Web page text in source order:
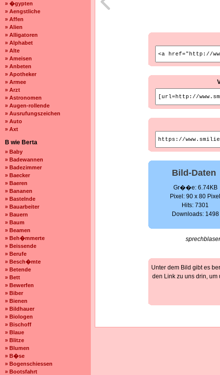
» �gypten
» Aengstliche
» Affen
» Alien
» Alligatoren
» Alphabet
» Alte
» Ameisen
» Anbeten
» Apotheker
» Armee
» Arzt
» Astronomen
» Augen-rollende
» Ausrufungszeichen
» Auto
» Axt
B wie Berta
» Baby
» Badewannen
» Badezimmer
» Baecker
» Baeren
» Bananen
» Bastelnde
» Bauarbeiter
» Bauern
» Baum
» Beamen
» Beh�mmerte
» Beissende
» Berufe
» Besch�mte
» Betende
» Bett
» Bewerfen
» Biber
» Bienen
» Bildhauer
» Biologen
» Bischoff
» Blaue
» Blitze
» Blumen
» B�se
» Bogenschiessen
» Bootsfahrt
Bild-Daten
Gr��e: 6.74KB
Pixel: 90 x 80
Hits: 7301
Downloads: 1498
Unter dem Bild gibt es
den Link zu uns drin,